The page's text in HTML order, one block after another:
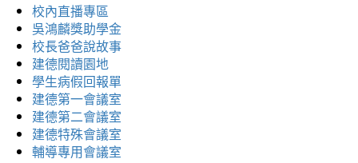
校內直播專區
吳鴻麟獎助學金
校長爸爸說故事
建德閱讀園地
學生病假回報單
建德第一會議室
建德第二會議室
建德特殊會議室
輔導專用會議室